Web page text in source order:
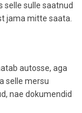
selle sulle saatnud
jama mitte saata.
autosse, aga
selle mersu
nae dokumendid